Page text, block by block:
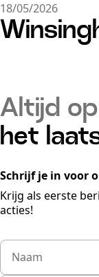
18/05/2026
Altijd
het
Schrijf je in voor
Krijg als eerste
acties!